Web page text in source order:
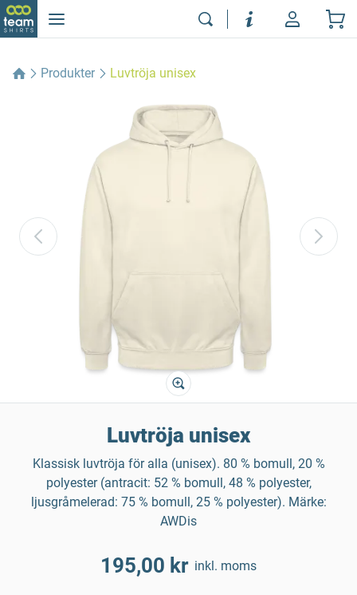
Produkter Luvtröja unisex
Luvtröja unisex
Klassisk luvtröja för alla (unisex). 80 % bomull, 20 %
polyester (antracit: 52 % bomull, 48 % polyester,
ljusgråmelerad: 75 % bomull, 25 % polyester). Märke:
AWDis
195,00 kr inkl. moms